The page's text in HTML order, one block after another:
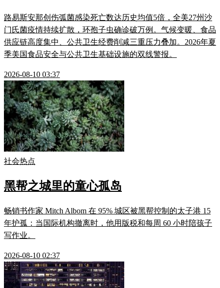
路易斯安那创伤弧菌感染死亡数达历史均值5倍，全美27州沙
门氏菌疫情持续扩散，环孢子虫确诊破万例。气候变暖、食品
供应链高度集中、公共卫生经费削减三重压力叠加。2026年夏
季美国食品安全与公共卫生基础设施的双线警报。
2026-08-10 03:37
社会热点
黑帮之城里的童心孤岛
畅销书作家 Mitch Albom 在 95% 城区被黑帮控制的太子港 15
年护孤：当国际机构撤离时，他用版税和每周 60 小时陪孩子
写作业。
2026-08-10 02:37